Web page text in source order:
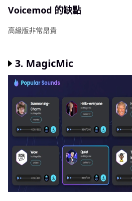
Voicemod 的缺點
高級版非常昂貴
3. MagicMic